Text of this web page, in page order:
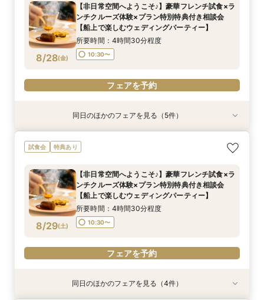
8/27(木)
9:00〜
10:30〜
15:00〜
フェアを予約
8/27(木)
13:30〜
フェアを予約
8/27(木)
10:30〜 13:00〜
フェアを予約
8/28(金)
【非日常空間へようこそ♪】豪華フレンチ試食×ラ
ンチクルーズ体験×プラン特別特典付き相談会
【船上で楽しむウェディングパーティー】
所要時間：4時間30分程度
10:30〜
フェアを予約
特典あり
8/28(金)
ここしかない★【船上で楽しむウェディングパー
ティー】豪華フレンチ試食×サンセットクルージ
所要時間：4時間30分程度
15:00〜
フェアを予約
8/28(金)
【少人数での結婚式にオススメ！】じっくりご見
学×アットホームパーティー相談フェア
9:00〜
10:30〜
15:00〜
フェアを予約
8/28(金)
【★平日限定★】ゆったり船内見学＆ウェディン
グクルーズ相談会
10:30〜 14:00〜
フェアを予約
8/28(金)
【＃海が見える】船上フォトウェディングが熱
い！フォト相談会
9:00〜 10:30〜
フェアを予約
8/28(金)
【オンライン相談会】お手軽３Dウォークでご見
学♪運命の会場がここに・・★
10:30〜 13:00〜
フェアを予約
同日のほかのフェアを見る（5件）
試食会 特典あり
8/29(土)
【非日常空間へようこそ♪】豪華フレンチ試食×ラ
ンチクルーズ体験×プラン特別特典付き相談会
【船上で楽しむウェディングパーティー】
所要時間：4時間30分程度
10:30〜
フェアを予約
特典あり同日のほかのフェアを見る（4件）